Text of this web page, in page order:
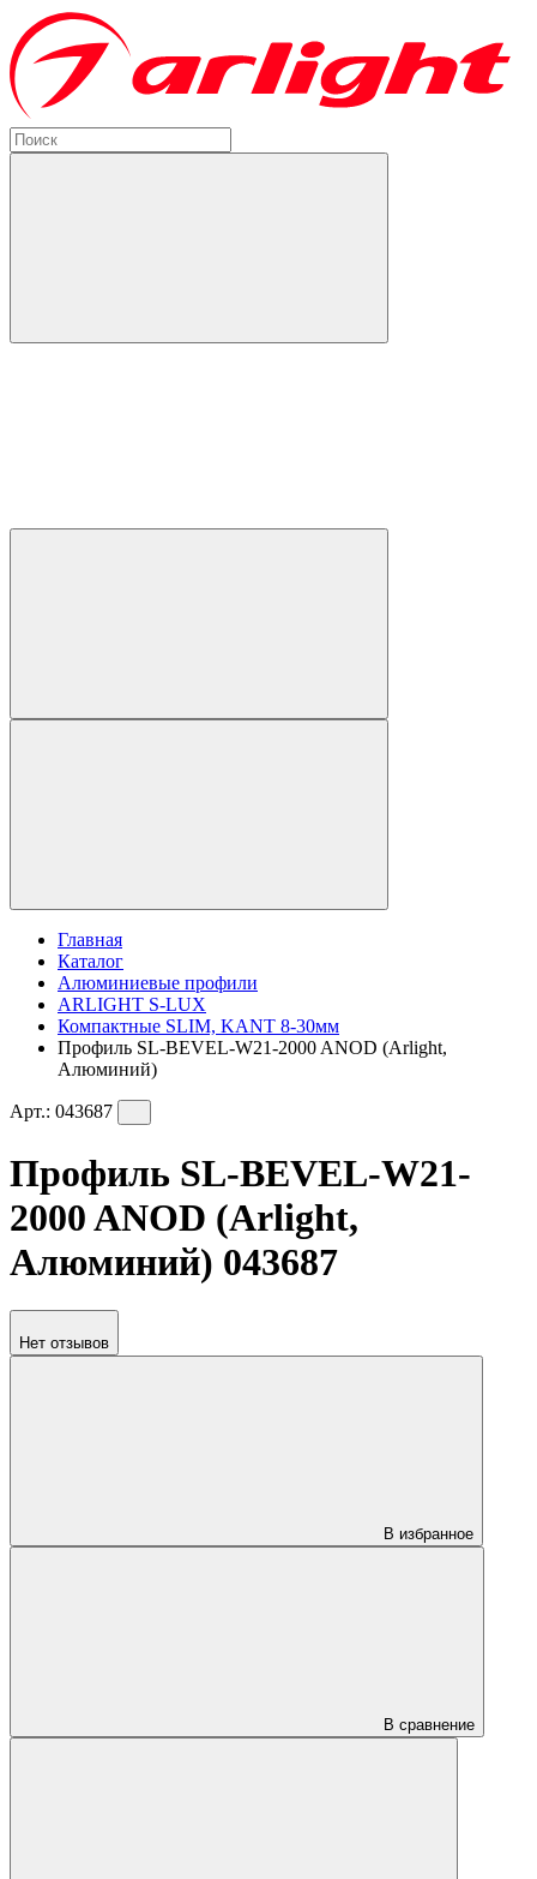
Главная
Каталог
Алюминиевые профили
ARLIGHT S-LUX
Компактные SLIM, KANT 8-30мм
Профиль SL-BEVEL-W21-2000 ANOD (Arlight,
Алюминий)
Арт.: 043687
Профиль SL-BEVEL-W21-
2000 ANOD (Arlight,
Алюминий) 043687
Нет отзывов
В избранное
В сравнение